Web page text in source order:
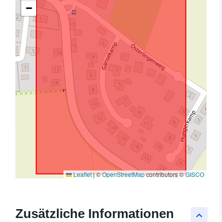
−
Leaflet|©OpenStreetMapcontributors ©GISCO
keyboard_arrow_up
Zusätzliche Informationen